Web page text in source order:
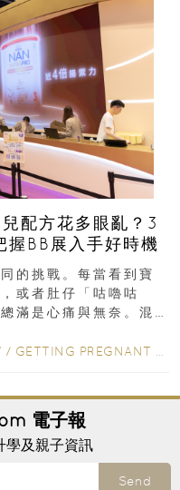
配方花多眼亂？3
握BB展入手好時機
的挑戰。每當看到寶
或者肚仔「咕嚕咕
滿是心痛與無奈。混
/ GETTING PREGNANT
電子報
學及親子資訊
Send